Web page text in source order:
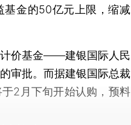
金的50亿元上限，缩减
价基金——建银国际人民
审批。而据建银国际总裁
2月下旬开始认购，预料